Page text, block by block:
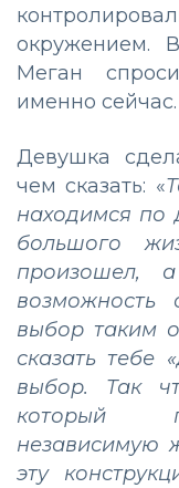
окружением.
Меган
именно сейчас.
Девушка
чем сказать: «
находимся по
большого
произошел,
возможность
выбор таким
сказать тебе
выбор. Так
который
независимую
эту